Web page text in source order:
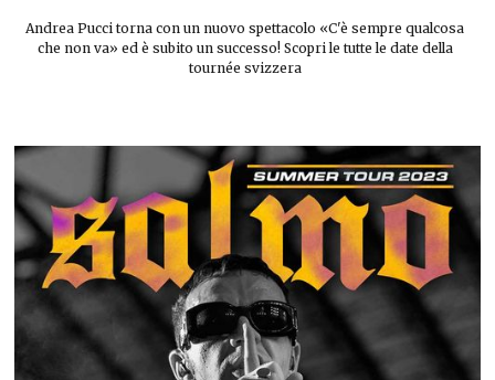
Andrea Pucci torna con un nuovo spettacolo «C'è sempre qualcosa
che non va» ed è subito un successo! Scopri le tutte le date della
tournée svizzera